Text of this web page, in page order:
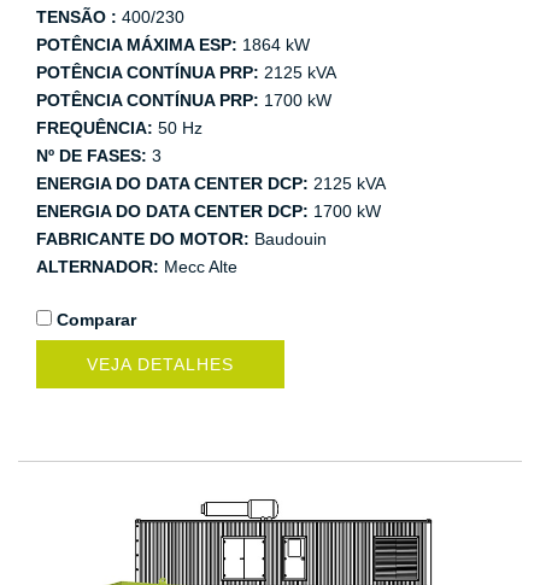
TENSÃO : 400/230
POTÊNCIA MÁXIMA ESP: 1864 kW
POTÊNCIA CONTÍNUA PRP: 2125 kVA
POTÊNCIA CONTÍNUA PRP: 1700 kW
FREQUÊNCIA: 50 Hz
Nº DE FASES: 3
ENERGIA DO DATA CENTER DCP: 2125 kVA
ENERGIA DO DATA CENTER DCP: 1700 kW
FABRICANTE DO MOTOR: Baudouin
ALTERNADOR: Mecc Alte
Comparar
VEJA DETALHES